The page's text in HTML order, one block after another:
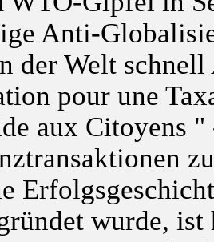
Anti-
der Welt schnell
pour une
aux Citoyens
wurde,